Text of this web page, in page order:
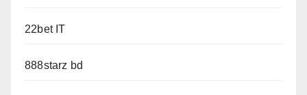
22bet IT
888starz bd